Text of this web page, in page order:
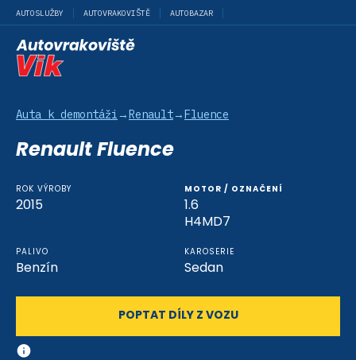
AUTOSLUŽBY AUTOVRAKOVIŠTĚ AUTOBAZAR
Auta k demontáži →Renault→Fluence
Renault Fluence
ROK VÝROBY
2015
MOTOR / OZNAČENÍ
1.6
H4MD7
PALIVO
Benzín
KAROSERIE
Sedan
POPTAT DÍLY Z VOZU